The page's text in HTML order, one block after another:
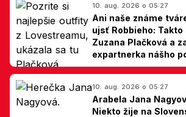
10. aug. 2026 o 05:27
Ani naše známe
ujsť Robbieho:
Zuzana Plačková a
expartnerka nášho
si TOP outfity z
10. aug. 2026 o 05:27
Arabela Jana
Niekto žije na